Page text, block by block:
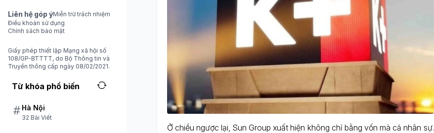
Liên hệ góp ýMiễn trừ trách nhiệm
Điều khoản sử dụng
Chính sách bảo mật
Giấy phép thiết lập Mạng xã hội số
108/GP-BTTTT, do Bộ Thông tin và
Truyền thông cấp ngày 08/02/2021.
Từ khóa phổ biến
Hà Nội
32 Bài Viết
Ở chiều ngược lại, Sun Group xuất hiện không chỉ bằng vốn mà cả nhân sự.